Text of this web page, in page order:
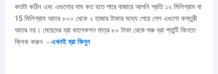
কতটা কঠিন এবং এগুলোর দাম কত হতে পারে বাজারে আপনি প্রতি ১২ মিলিগ্রাম বা
15 মিলিগ্রাম আতর ৮০০ থেকে ২ হাজার টাকার মধ্যে পেয়ে গেল এগুলো কস্তুরী
আতর নয়। মেয়েদের ব্রা কালেকশন মাত্র ৮০ টাকা থেকে শুরু ব্রা প্যান্টি কিনতে
ক্লিক করুন - এখনই ব্রা কিনুন